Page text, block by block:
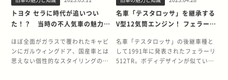
命的なものを感じます。 受注期間わ
ずか2週間でBe-1を超える受注 パオ
は、一定期間の予約受付後に予約分
ります。予約期間わずか3ヶ月で、
パイクカー第1弾のBe-1を超える5万
1,657台もの申し込みを受けまし
かもしれません。 GTの名にふさわ
しい走行性能を誇ったベレットGT
ベレットGTは、GTの名前にふさわ
は別のクルマといっていいほど充実
した装備が盛り込まれていました。
さらに特別感を高めたGTRととも
した限定のチューニングモデルが存
在します。シリーズ累計でわずか
3,000台という限定生産ながら、ス
た。FC3Sアンフィニシリーズの成
功が、後にマツダの販売チャネル名
に採用されることにつながったので
途中の鈴鹿サーキットでS360は華々
しくお披露目されます。その後、第
9回全日本自動車ショー（現東京モ
展示されました。しかし、T360がホ
ンダ初の4輪車として発売された一
方、S360は市販には至りませんでし
して位置付けられた850は、ボルボ
初のFFレイアウトを採用するなど意
欲的に開発されたモデルです。 日本
にも同時期に正規輸入されると、大
ヒットを記録。輸入車にもかかわら
ず、スバル レガシィとともにステー
4人乗りの座席を確保したままで、
車体サイズはできるだけコンパクト
にする」というテーマを掲げます。
車体サイズを小さくするのに、車内
のサイズは変えないという大きな矛
盾を抱えた挑戦でした。 しかし、ミ
ード環境でも難なく切り抜けるその
タフさは、かつて自衛隊車両として
えます。 パトロールからサファリへ
変化をとげたクロスカントリー車の
歴史と開発背景を紐解いていきま
ーフにランクル70をカスタマイズす
る形で開発されました。ランドクル
た2車種をかけ合わせた魅力的なモ
デルです。 両車の歴史とPX10誕生
について振り返ってみましょう。 レ
トヨタ セラに時代が追いつい
た！？ 当時の不人気車の魅力が
ほぼ全面がガラスで覆われたキャビ
ンにガルウィングドア、国産車とは
思えない個性的なスタイリングのト
名車「テスタロッサ」を継承する
V型12気筒エンジン！ フェラーリ
名車「テスタロッサ」の後継車種と
して1991年に発表されたフェラーリ
512TR。ボディデザインが似ている